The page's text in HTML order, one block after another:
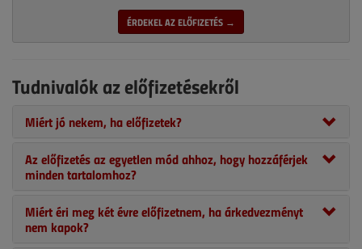
ÉRDEKEL AZ ELŐFIZETÉS →
Tudnivalók az előfizetésekről
Miért jó nekem, ha előfizetek?
Az előfizetés az egyetlen mód ahhoz, hogy hozzáférjek
minden tartalomhoz?
Miért éri meg két évre előfizetnem, ha árkedvezményt
nem kapok?